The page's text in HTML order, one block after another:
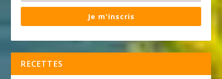
Je m'inscris
RECETTES